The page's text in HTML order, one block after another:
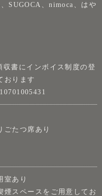
SUGOCA、nimoca、はや
書にインボイス制度の登
おります
ごたつ席あり
あり
煙スペースをご用意してお